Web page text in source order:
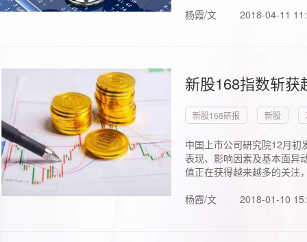
杨霞/文 2018-04-11
新股168指数斩
新股168研报 新股
中国上市公司研究院12月初
表现、影响因素及基本面异
值正在获得越来越多的关注
杨霞/文
2018-01-10